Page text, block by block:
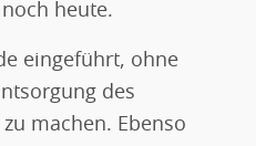
heute.
eingeführt, ohne
des
machen. Ebenso